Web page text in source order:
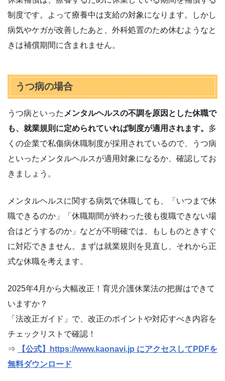
制度です。よって療養中は支給の対象になります。しかし
病気やケガが改善したあと、外科処置のため休むようなと
きは補償期間に含まれません。
うつ病の場合
うつ病といった メンタルヘルスの不調を原因とした休職で
も、就業規則に定められていれば制度が適用されます。 多
くの企業で私傷病休職制度が採用されているので、うつ病
といったメンタルヘルスが適用対象になるか、確認してお
きましょう。
メンタルヘルスに関する病気で休職しても、「いつまで休
職できるのか」「休職期間が終わった後も復職できない場
合はどうするのか」などが不明確では、もしものときすぐ
に対応できません。まずは就業規則を見直し、それから正
式な休職を考えます。
2025年4月から大幅改正！育児介護休業法の把握はできて
いますか？
「法改正ガイド」で、改正のポイントや対応すべき内容を
チェックリストで確認！
⇒
【公式】https://www.kaonavi.jp にアクセスしてPDFを
無料ダウンロード